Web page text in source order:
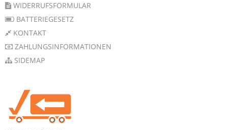
WIDERRUFSFORMULAR
BATTERIEGESETZ
KONTAKT
ZAHLUNGSINFORMATIONEN
SIDEMAP